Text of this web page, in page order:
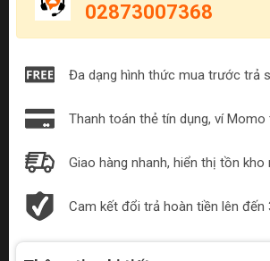
02873007368
Đa dạng hình thức mua trước trả
Thanh toán thẻ tín dụng, ví Momo
Giao hàng nhanh, hiển thị tồn kho
Cam kết đổi trả hoàn tiền lên đến